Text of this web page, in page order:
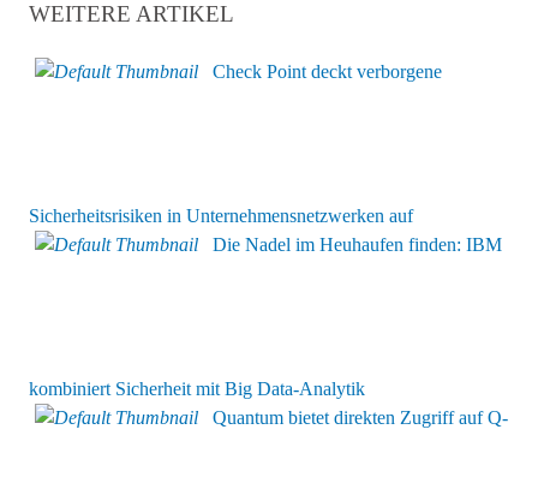
WEITERE ARTIKEL
Check Point deckt verborgene
Sicherheitsrisiken in Unternehmensnetzwerken auf
Die Nadel im Heuhaufen finden: IBM
kombiniert Sicherheit mit Big Data-Analytik
Quantum bietet direkten Zugriff auf Q-